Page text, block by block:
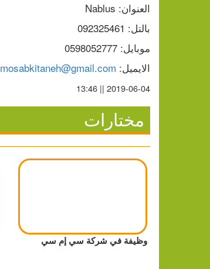
العنوان: Nablus
بالتل: 092325461
موبايل: 0598052777
الايميل: mosabkitaneh@gmail.com
2019-06-04 || 13:46
مختارات
وظيفة في شركة سي إم سي